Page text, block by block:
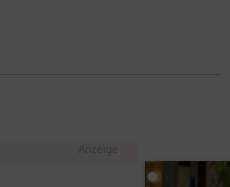
Anzeige